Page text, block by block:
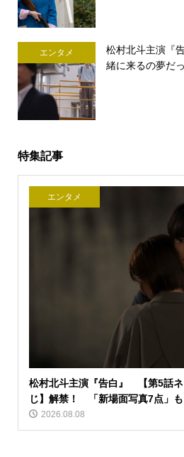
エンタメ
松村北斗主演『
緒に来るの夢だ
特集記事
エンタメ
松村北斗主演『告白』 【第5話
じ】解禁！ 「新場面写真7点」も
2026.08.08